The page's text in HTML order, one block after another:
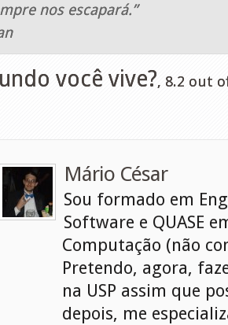
nos escapará.”
você vive?, 8.2 out
Mário César
Sou formado em
Software e QUASE
Computação (não
Pretendo, agora,
na USP assim que
depois, me